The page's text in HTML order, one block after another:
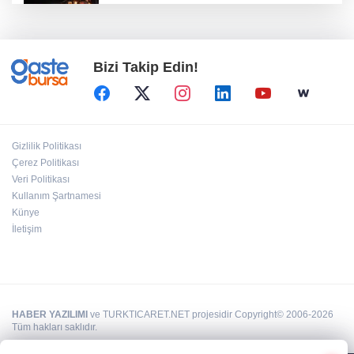
Sepetçi’de 'Köyde Şenlik Var' ile çocuklar
eğlendi
Bizi Takip Edin!
Gizlilik Politikası
Çerez Politikası
Veri Politikası
Kullanım Şartnamesi
Künye
İletişim
HABER YAZILIMI ve TURKTICARET.NET projesidir Copyright© 2006-2026
Tüm hakları saklıdır.